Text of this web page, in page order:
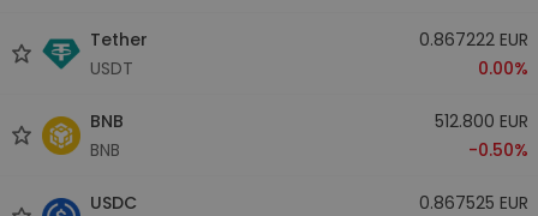
Tether
USDT
0.867222 EUR
0.00%
BNB
BNB
512.800 EUR
-0.50%
USDC
0.867525 EUR